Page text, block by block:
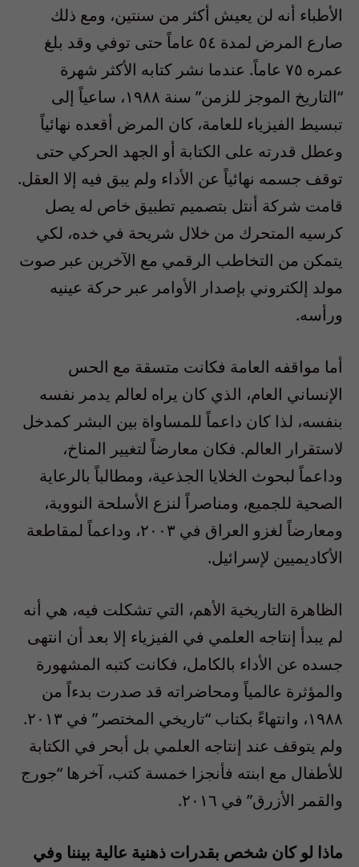
الأطباء أنه لن يعيش أكثر من سنتين، ومع ذلك
صارع المرض لمدة ٥٤ عاماً حتى توفي وقد بلغ
عمره ٧٥ عاماً. عندما نشر كتابه الأكثر شهرة
“التاريخ الموجز للزمن” سنة ١٩٨٨، ساعياً إلى
تبسيط الفيزياء للعامة، كان المرض أقعده نهائياً
وعطل قدرته على الكتابة أو الجهد الحركي حتى
توقف جسمه نهائياً عن الأداء ولم يبق فيه إلا العقل.
قامت شركة أنتل بتصميم تطبيق خاص له يصل
كرسيه المتحرك من خلال شريحة في خده، لكي
يتمكن من التخاطب الرقمي مع الآخرين عبر صوت
مولد إلكتروني بإصدار الأوامر عبر حركة عينيه
ورأسه.
أما مواقفه العامة فكانت متسقة مع الحس
الإنساني العام، الذي كان يراه لعالم يدمر نفسه
بنفسه، لذا كان داعماً للمساواة بين البشر كمدخل
لاستقرار العالم. فكان معارضاً لتغيير المناخ،
وداعماً لبحوث الخلايا الجذعية، ومطالباً بالرعاية
الصحية للجميع، ومناصراً لنزع الأسلحة النووية،
ومعارضاً لغزو العراق في ٢٠٠٣، وداعماً لمقاطعة
الأكاديميين لإسرائيل.
الظاهرة التاريخية الأهم، التي تشكلت فيه، هي أنه
لم يبدأ إنتاجه العلمي في الفيزياء إلا بعد أن انتهى
جسده عن الأداء بالكامل، فكانت كتبه المشهورة
والمؤثرة عالمياً ومحاضراته قد صدرت بدءاً من
١٩٨٨، وانتهاءً بكتاب “تاريخي المختصر” في ٢٠١٣.
ولم يتوقف عند إنتاجه العلمي بل أبحر في الكتابة
للأطفال مع ابنته فأنجزا خمسة كتب، آخرها “جورج
والقمر الأزرق” في ٢٠١٦.
ماذا لو كان شخص بقدرات ذهنية عالية بيننا وفي